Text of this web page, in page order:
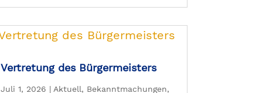
Vertretung des Bürgermeisters
Juli 1, 2026 | Aktuell, Bekanntmachungen,